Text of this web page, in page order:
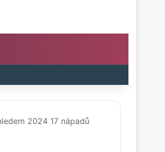
2024 17 nápadů